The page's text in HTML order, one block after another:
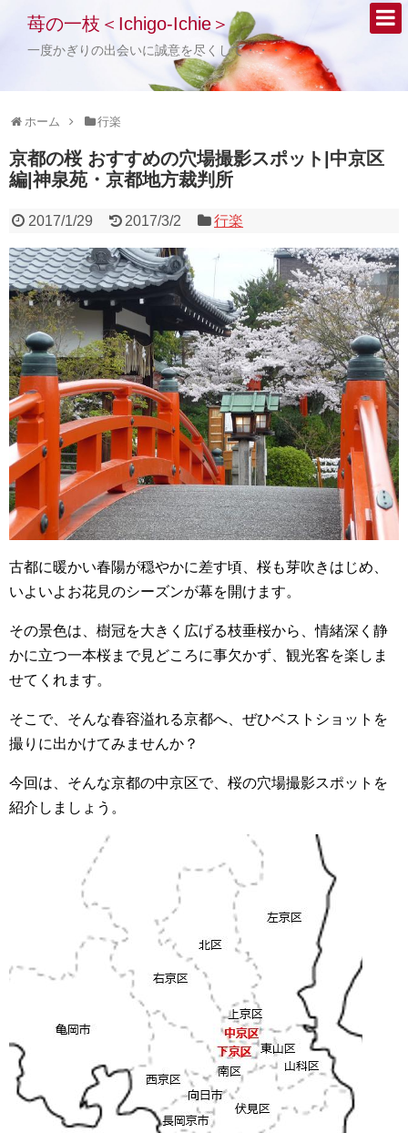
苺の一枝＜Ichigo-Ichie＞
一度かぎりの出会いに誠意を尽くして・・・
ホーム 行楽
京都の桜 おすすめの穴場撮影スポット|中京区
編|神泉苑・京都地方裁判所
2017/1/29 2017/3/2 行楽
古都に暖かい春陽が穏やかに差す頃、桜も芽吹きはじめ、
いよいよお花見のシーズンが幕を開けます。
その景色は、樹冠を大きく広げる枝垂桜から、情緒深く静
かに立つ一本桜まで見どころに事欠かず、観光客を楽しま
せてくれます。
そこで、そんな春容溢れる京都へ、ぜひベストショットを
撮りに出かけてみませんか？
今回は、そんな京都の中京区で、桜の穴場撮影スポットを
紹介しましょう。